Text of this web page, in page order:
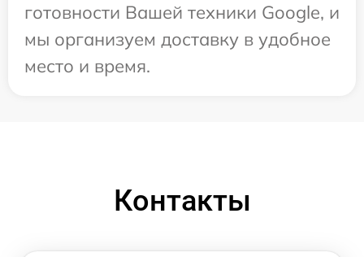
готовности Вашей техники Google, и
мы организуем доставку в удобное
место и время.
Контакты